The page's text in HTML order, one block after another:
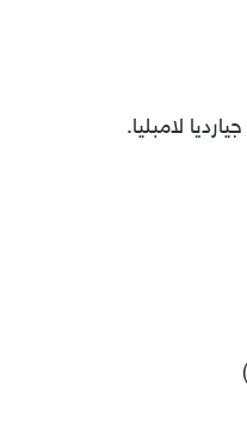
لامبليا.